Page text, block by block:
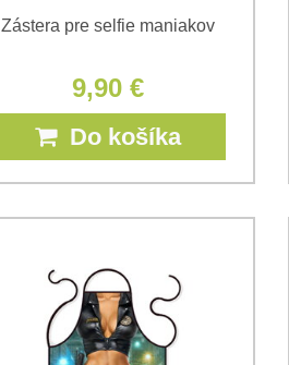
Zástera pre selfie maniakov
9,90 €
Do košíka